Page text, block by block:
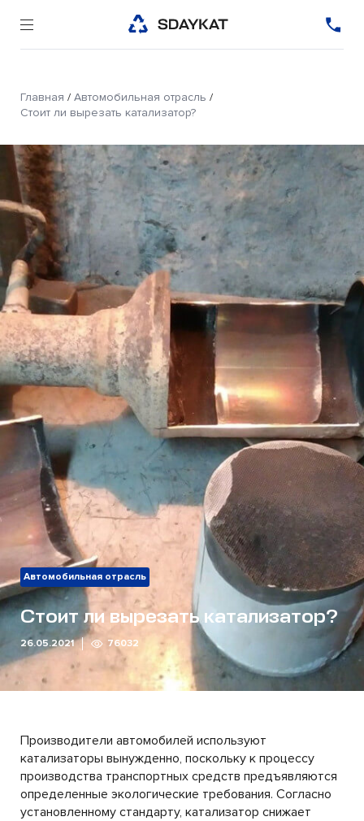
Главная / Автомобильная отрасль /
Стоит ли вырезать катализатор?
Автомобильная отрасль
Стоит ли вырезать катализатор?
26.05.2021 76032
Производители автомобилей используют
катализаторы вынужденно, поскольку к процессу
производства транспортных средств предъявляются
определенные экологические требования. Согласно
установленному стандарту, катализатор снижает